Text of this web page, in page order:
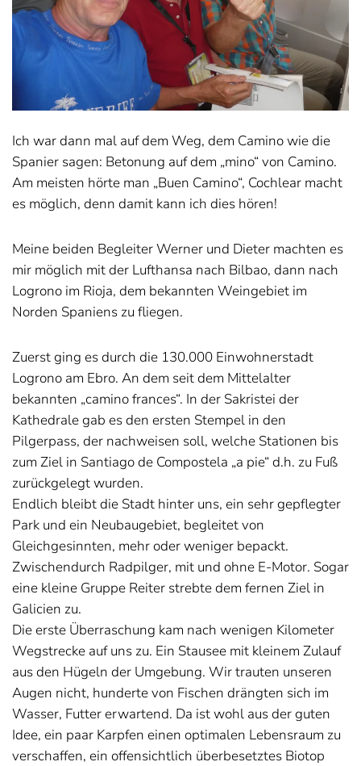
Ich war dann mal auf dem Weg, dem Camino wie die
Spanier sagen: Betonung auf dem „mino“ von Camino.
Am meisten hörte man „Buen Camino“, Cochlear macht
es möglich, denn damit kann ich dies hören!
Meine beiden Begleiter Werner und Dieter machten es
mir möglich mit der Lufthansa nach Bilbao, dann nach
Logrono im Rioja, dem bekannten Weingebiet im
Norden Spaniens zu fliegen.
Zuerst ging es durch die 130.000 Einwohnerstadt
Logrono am Ebro. An dem seit dem Mittelalter
bekannten „camino frances“. In der Sakristei der
Kathedrale gab es den ersten Stempel in den
Pilgerpass, der nachweisen soll, welche Stationen bis
zum Ziel in Santiago de Compostela „a pie“ d.h. zu Fuß
zurückgelegt wurden.
Endlich bleibt die Stadt hinter uns, ein sehr gepflegter
Park und ein Neubaugebiet, begleitet von
Gleichgesinnten, mehr oder weniger bepackt.
Zwischendurch Radpilger, mit und ohne E-Motor. Sogar
eine kleine Gruppe Reiter strebte dem fernen Ziel in
Galicien zu.
Die erste Überraschung kam nach wenigen Kilometer
Wegstrecke auf uns zu. Ein Stausee mit kleinem Zulauf
aus den Hügeln der Umgebung. Wir trauten unseren
Augen nicht, hunderte von Fischen drängten sich im
Wasser, Futter erwartend. Da ist wohl aus der guten
Idee, ein paar Karpfen einen optimalen Lebensraum zu
verschaffen, ein offensichtlich überbesetztes Biotop